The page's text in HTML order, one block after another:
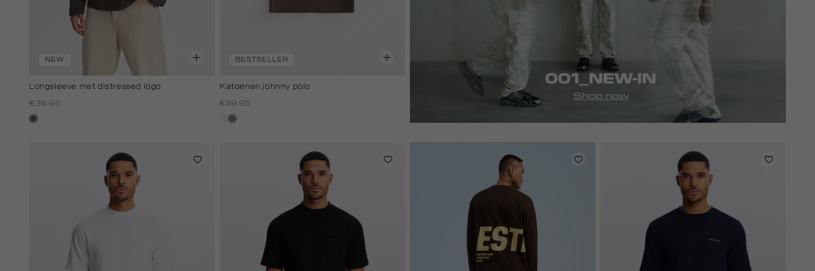
NEW
Longsleeve met distressed logo
€39.95
lichtbruin
BESTSELLER
Katoenen johnny polo
€39.95
wit,klei